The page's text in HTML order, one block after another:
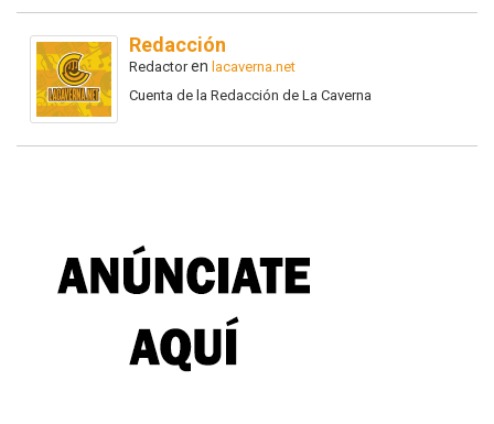
Redacción
Redactoren lacaverna.net
Cuenta de la Redacción de La Caverna